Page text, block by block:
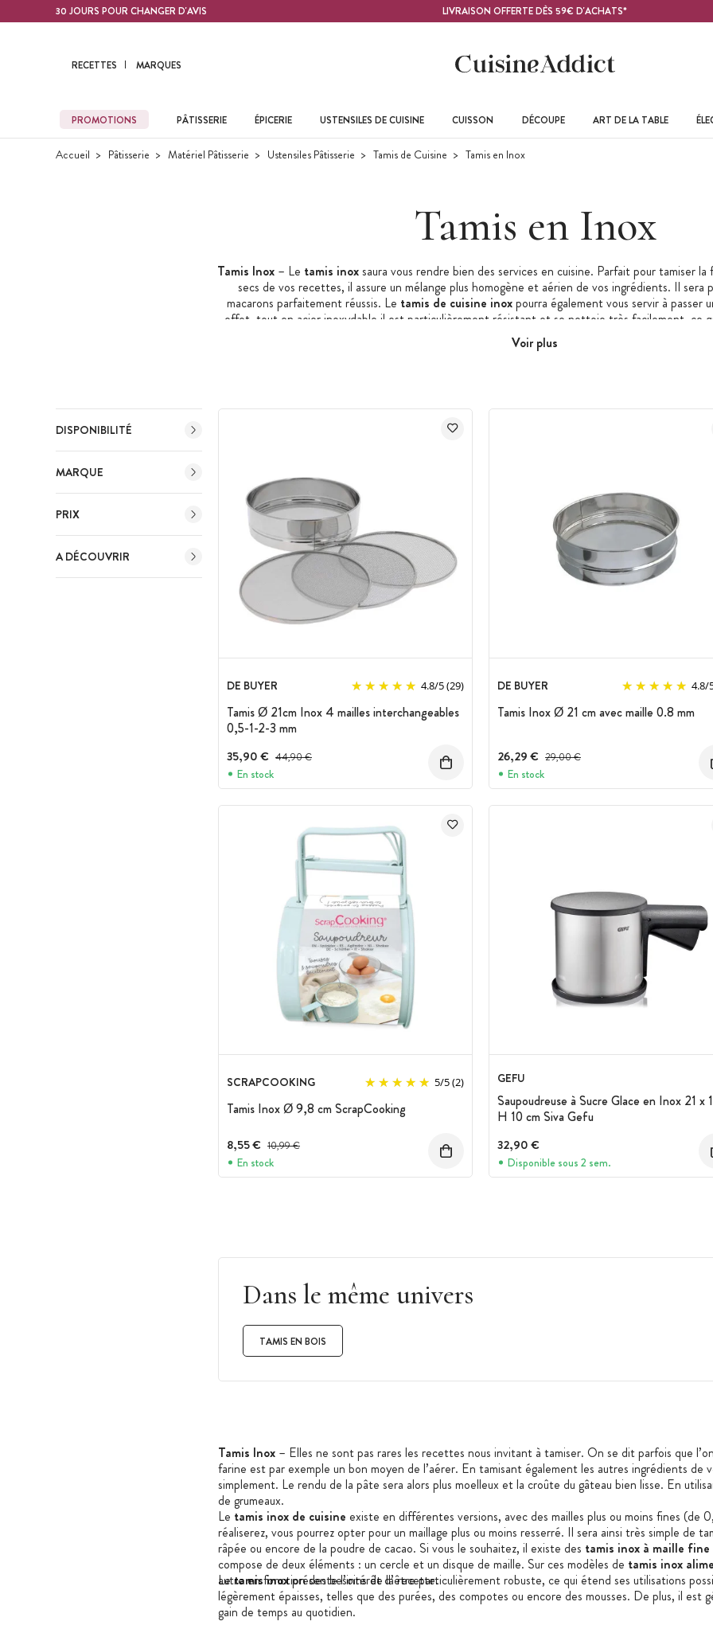
Contenu principal30 JOURS POUR CHANGER D'AVIS LIVRAISON OFFERTE DÈS 59€ D'ACHATS*
RECETTES MARQUES
PROMOTIONS PÂTISSERIE ÉPICERIE USTENSILES DE CUISINE CUISSON DÉCOUPE ART DE LA TABLE
Accueil Pâtisserie Matériel Pâtisserie Ustensiles Pâtisserie Tamis de Cuisine Tamis en Inox
Tamis en Inox
Tamis Inox – Le tamis inoxsaura vous rendre bien des services en cuisine. Parfait pour tamiser
secs de vos recettes, il assure un mélange plus homogène et aérien de vos ingrédients. Il sera
macarons parfaitement réussis. Le tamis de cuisine inoxpourra également vous servir à passer
effet, tout en acier inoxydable il est particulièrement résistant et se nettoie très facilement, ce
parfois réservé aux chinois de cuisine. Disponible en version automatique ou traditionnel, le
plus ou moins fin pour s’adapter aux ingrédients à travailler.
Voir plus
DISPONIBILITÉ
MARQUE
PRIX
A DÉCOUVRIR
DE BUYER 4.8/5(29)
Tamis Ø 21cm Inox 4 mailles interchangeables
0,5-1-2-3 mm
35,90 € Prix avant réduction :
44,90 €
En stock
DE BUYER 4.8/
Tamis Inox Ø 21 cm avec maille 0.8 mm
26,29 € Prix avant réduction :
29,00 €
En stock
SCRAPCOOKING 5/5(2)
Tamis Inox Ø 9,8 cm ScrapCooking
8,55 € Prix avant réduction :
10,99 €
En stock
GEFU
Saupoudreuse à Sucre Glace en Inox 21 x
H 10 cm Siva Gefu
32,90 €
Disponible sous 2 sem.
Dans le même univers
TAMIS EN BOIS
Tamis Inox – Elles ne sont pas rares les recettes nous invitant à tamiser. On se dit parfois que
farine est par exemple un bon moyen de l’aérer. En tamisant également les autres ingrédients
simplement. Le rendu de la pâte sera alors plus moelleux et la croûte du gâteau bien lisse. En
de grumeaux.
Le tamis inox de cuisine existe en différentes versions, avec des mailles plus ou moins fines
réaliserez, vous pourrez opter pour un maillage plus ou moins resserré. Il sera ainsi très simple de
râpée ou encore de la poudre de cacao. Si vous le souhaitez, il existe des tamis inox à maille fine
compose de deux éléments : un cercle et un disque de maille. Sur ces modèles de tamis inox
autre en fonction des besoins de la recette.
Letamis inoxprésente l’intérêt d’être particulièrement robuste, ce qui étend ses utilisations
légèrement épaisses, telles que des purées, des compotes ou encore des mousses. De plus, il est
gain de temps au quotidien.